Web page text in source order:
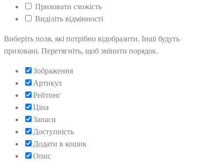
Приховати схожість
Виділіть відмінності
Виберіть поля, які потрібно відобразити. Інші будуть
приховані. Перетягніть, щоб змінити порядок.
Зображення
Артикул
Рейтинг
Ціна
Запаси
Доступність
Додати в кошик
Опис